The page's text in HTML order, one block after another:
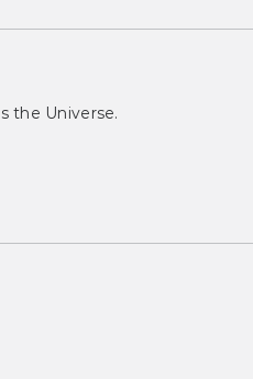
the Universe.